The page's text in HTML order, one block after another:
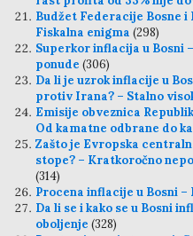
Budžet Federacije Bosne
Fiskalna enigma (298)
Superkor inflacija u Bosni
ponude (306)
Da li je uzrok inflacije u
protiv Irana? – Stalno
Emisije obveznica
Od kamatne odbrane do
Zašto je Evropska
stope? – Kratkoročno
(314)
Procena inflacije u Bosni
Da li se i kako se u Bosni
oboljenje (328)